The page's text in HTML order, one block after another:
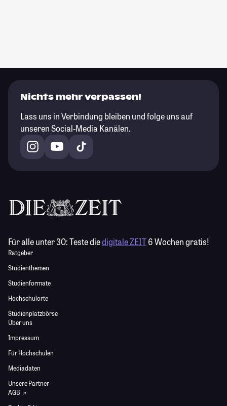
Nichts mehr verpassen!
Lass uns in Verbindung bleiben und folge uns auf
unseren Social-Media Kanälen.
Für alle unter 30:Teste diedigitale ZEIT6 Wochen gratis!
Ratgeber
Studienthemen
Studienformate
Hochschulorte
Studienplatzbörse
Über uns
Impressum
Für Hochschulen
Mediadaten
Unsere Partner
AGB